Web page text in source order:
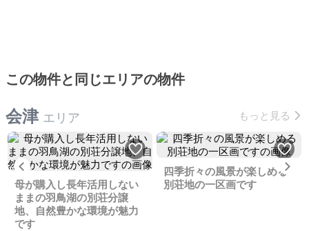
この物件と同じエリアの物件
会津 エリア もっと見る
Previous
母が購入し長年活用しない
ままの羽鳥湖の別荘分譲
地、自然豊かな環境が魅力
です
四季折々の風景が楽しめる
別荘地の一区画です